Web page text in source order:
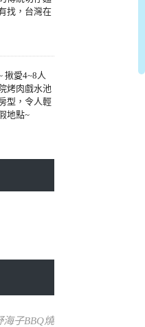
找，台灣在
揪愛4~8人
烤肉戲水池
型，令人輕
地點~
子BBQ燒